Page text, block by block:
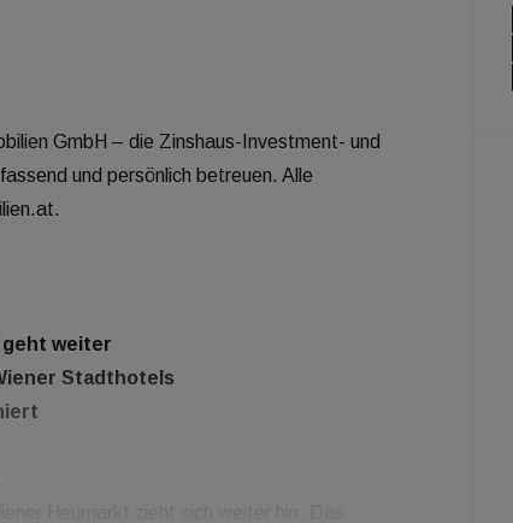
GmbH – die Zinshaus-Investment- und
und persönlich betreuen. Alle
geht weiter
Stadthotels